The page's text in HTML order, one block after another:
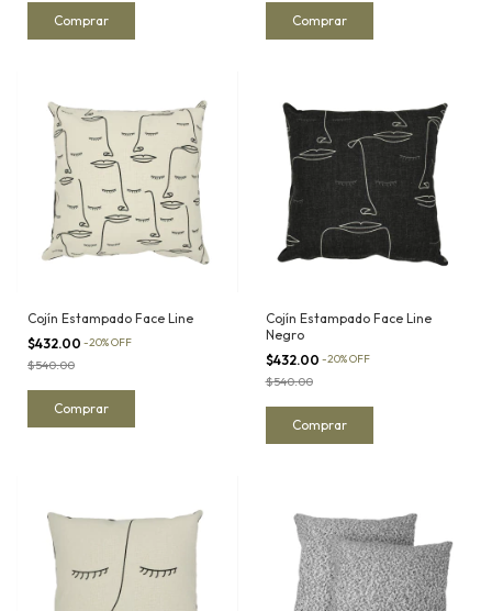
Cojín Estampado Face Line
$432.00 -20%OFF
$540.00
Cojín Estampado Face Line
Negro
$432.00 -20%OFF
$540.00